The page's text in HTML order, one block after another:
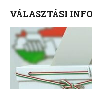
VÁLASZTÁSI